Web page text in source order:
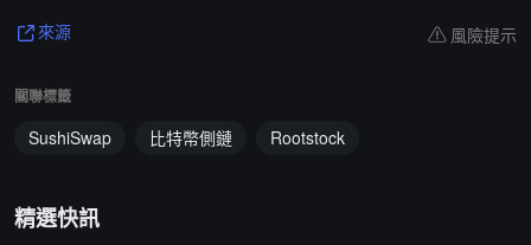
來源 風險提示
關聯標籤
SushiSwap 比特幣側鏈 Rootstock
精選快訊